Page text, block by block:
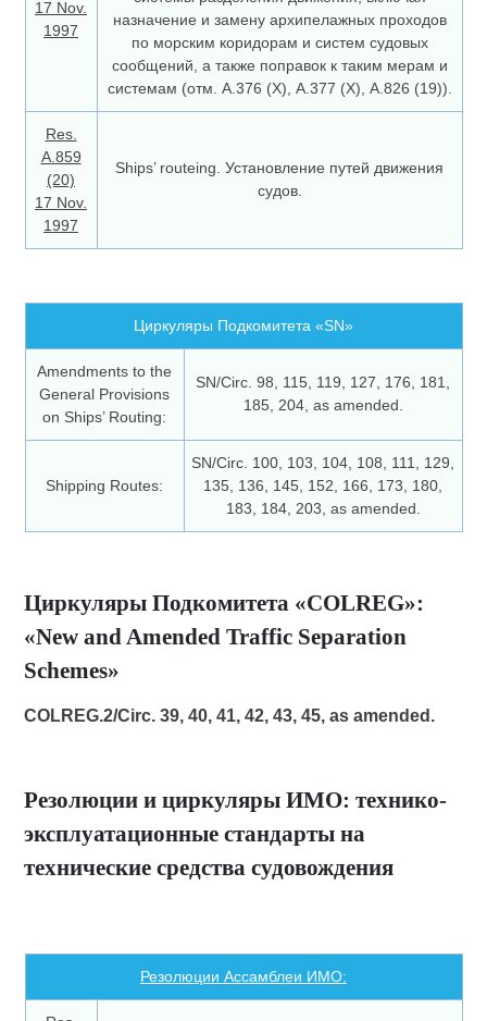
17 Nov.
1997
назначение и замену архипелажных проходов
по морским коридорам и систем судовых
сообщений, а также поправок к таким мерам и
системам (отм. А.376 (Х), А.377 (Х), А.826 (19)).
Res.
A.859
(20)
17 Nov.
1997
Ships’ routeing. Установление путей движения
судов.
Циркуляры Подкомитета «SN»
Amendments to the
General Provisions
on Ships’ Routing:
SN/Circ. 98, 115, 119, 127, 176, 181,
185, 204, as amended.
Shipping Routes:
SN/Circ. 100, 103, 104, 108, 111, 129,
135, 136, 145, 152, 166, 173, 180,
183, 184, 203, as amended.
Циркуляры Подкомитета «COLREG»:
«New and Amended Traffic Separation
Schemes»
COLREG.2/Circ. 39, 40, 41, 42, 43, 45, as amended.
Резолюции и циркуляры ИМО: технико-
эксплуатационные стандарты на
технические средства судовождения
Резолюции Ассамблеи ИМО: